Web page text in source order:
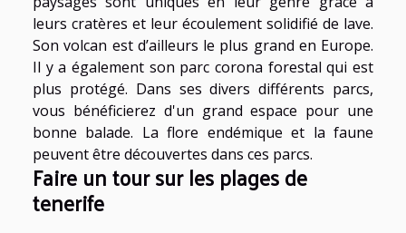
leurs cratères et leur écoulement solidifié de lave.
Son volcan est d’ailleurs le plus grand en Europe.
Il y a également son parc corona forestal qui est
plus protégé. Dans ses divers différents parcs,
vous bénéficierez d'un grand espace pour une
bonne balade. La flore endémique et la faune
peuvent être découvertes dans ces parcs.
Faire un tour sur les plages de
tenerife